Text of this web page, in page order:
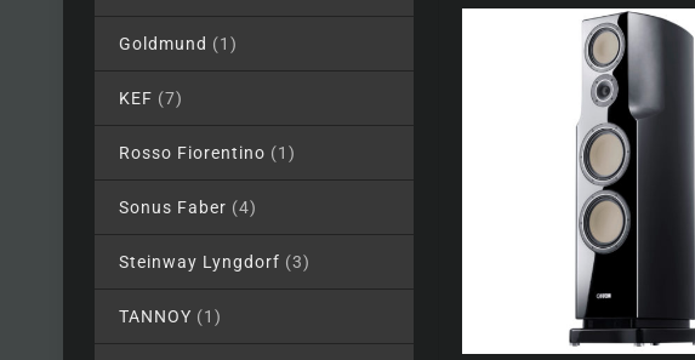
Goldmund (1)
KEF (7)
Rosso Fiorentino (1)
Sonus Faber (4)
Steinway Lyngdorf (3)
TANNOY (1)